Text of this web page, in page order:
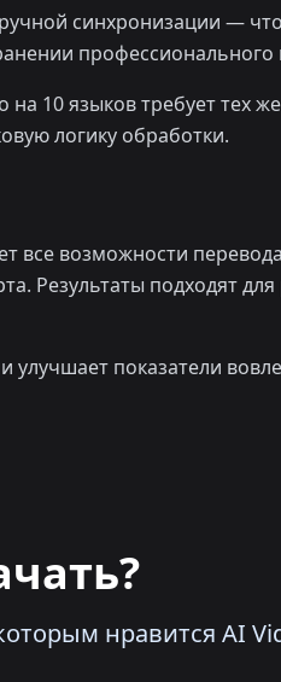
синхронизации —
профессионального
10 языков требует тех
логику обработки.
все возможности
Результаты подходят
показатели
нравится AI